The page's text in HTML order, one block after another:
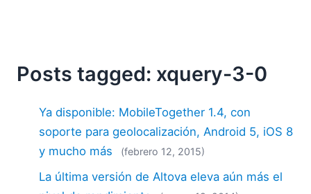
2025
2023
2022
2021
2019
Posts tagged: xquery-3-0
Ya disponible: MobileTogether 1.4, con
soporte para geolocalización, Android 5, iOS 8
y mucho más
(febrero 12, 2015)
La última versión de Altova eleva aún más el